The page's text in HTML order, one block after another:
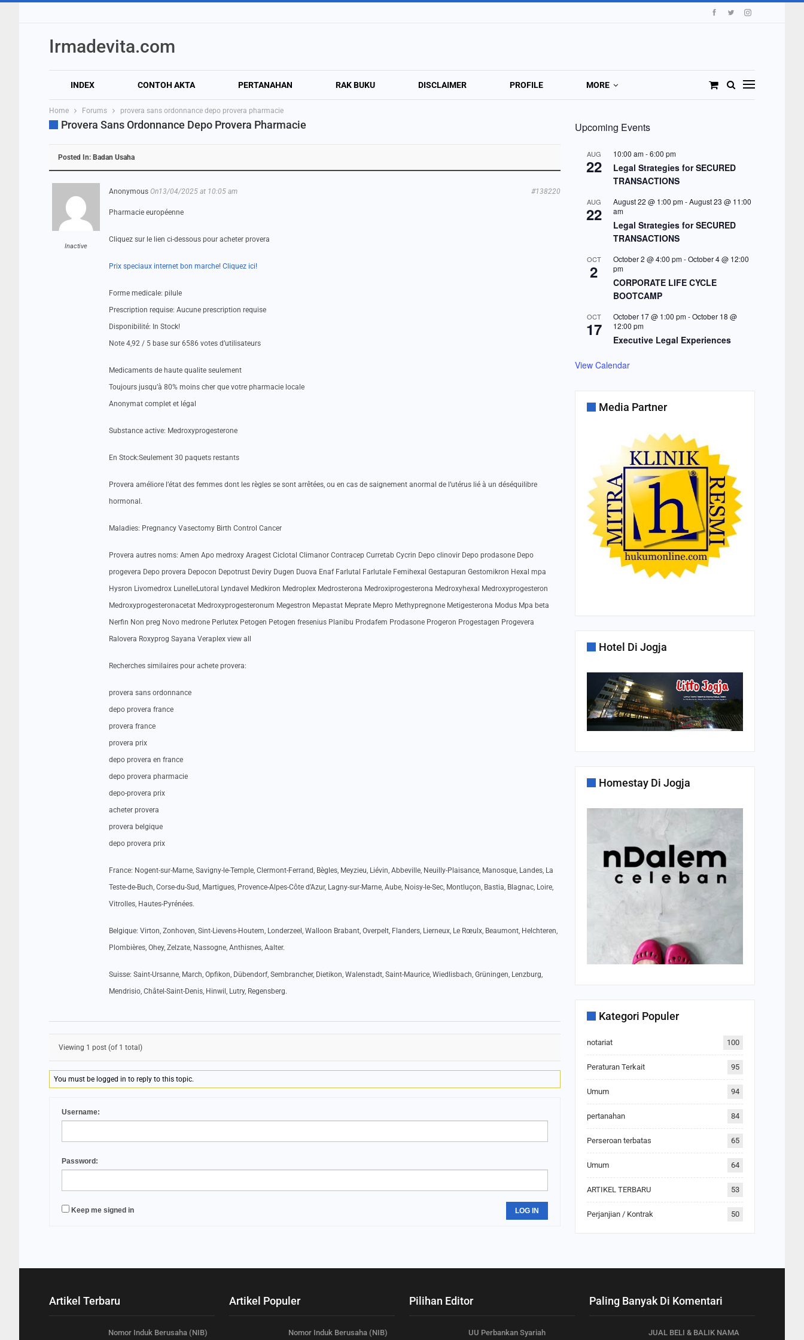
Irmadevita.com
INDEX CONTOH AKTA PERTANAHAN RAK BUKU DISCLAIMER PROFILE MORE
Home Forums provera sans ordonnance depo provera pharmacie
Provera Sans Ordonnance Depo Provera Pharmacie
Posted In: Badan Usaha
Inactive
Anonymous On13/04/2025 at 10:05 am #138220
Pharmacie européenne
Cliquez sur le lien ci-dessous pour acheter provera
Prix speciaux internet bon marche! Cliquez ici!
Forme medicale: pilule
Prescription requise: Aucune prescription requise
Disponibilité: In Stock!
Note 4,92 / 5 base sur 6586 votes d’utilisateurs
Medicaments de haute qualite seulement
Toujours jusqu’à 80% moins cher que votre pharmacie locale
Anonymat complet et légal
Substance active: Medroxyprogesterone
En Stock:Seulement 30 paquets restants
Provera améliore l’état des femmes dont les règles se sont arrêtées, ou en cas de saignement anormal de l’utérus lié à un déséquilibre
hormonal.
Maladies: Pregnancy Vasectomy Birth Control Cancer
Provera autres noms: Amen Apo medroxy Aragest Ciclotal Climanor Contracep Curretab Cycrin Depo clinovir Depo prodasone Depo
progevera Depo provera Depocon Depotrust Deviry Dugen Duova Enaf Farlutal Farlutale Femihexal Gestapuran Gestomikron Hexal mpa
Hysron Livomedrox LunelleLutoral Lyndavel Medkiron Medroplex Medrosterona Medroxiprogesterona Medroxyhexal Medroxyprogesteron
Medroxyprogesteronacetat Medroxyprogesteronum Megestron Mepastat Meprate Mepro Methypregnone Metigesterona Modus Mpa beta
Nerfin Non preg Novo medrone Perlutex Petogen Petogen fresenius Planibu Prodafem Prodasone Progeron Progestagen Progevera
Ralovera Roxyprog Sayana Veraplex view all
Recherches similaires pour achete provera:
provera sans ordonnance
depo provera france
provera france
provera prix
depo provera en france
depo provera pharmacie
depo-provera prix
acheter provera
provera belgique
depo provera prix
France: Nogent-sur-Marne, Savigny-le-Temple, Clermont-Ferrand, Bègles, Meyzieu, Liévin, Abbeville, Neuilly-Plaisance, Manosque, Landes, La
Teste-de-Buch, Corse-du-Sud, Martigues, Provence-Alpes-Côte d’Azur, Lagny-sur-Marne, Aube, Noisy-le-Sec, Montluçon, Bastia, Blagnac, Loire,
Vitrolles, Hautes-Pyrénées.
Belgique: Virton, Zonhoven, Sint-Lievens-Houtem, Londerzeel, Walloon Brabant, Overpelt, Flanders, Lierneux, Le Rœulx, Beaumont, Helchteren,
Plombières, Ohey, Zelzate, Nassogne, Anthisnes, Aalter.
Suisse: Saint-Ursanne, March, Opfikon, Dübendorf, Sembrancher, Dietikon, Walenstadt, Saint-Maurice, Wiedlisbach, Grüningen, Lenzburg,
Mendrisio, Châtel-Saint-Denis, Hinwil, Lutry, Regensberg.
Viewing 1 post (of 1 total)
You must be logged in to reply to this topic.
Username:
Password:
Keep me signed in LOG IN
Upcoming Events
AUG
22
10:00 am-6:00 pm
Legal Strategies for SECURED
TRANSACTIONS
AUG
22
August 22 @ 1:00 pm-August 23 @ 11:00
am
Legal Strategies for SECURED
TRANSACTIONS
OCT
2
October 2 @ 4:00 pm-October 4 @ 12:00
pm
CORPORATE LIFE CYCLE
BOOTCAMP
OCT
17
October 17 @ 1:00 pm-October 18 @
12:00 pm
Executive Legal Experiences
View Calendar
Media Partner
Hotel Di Jogja
Homestay Di Jogja
Kategori Populer
notariat 100
Peraturan Terkait 95
Umum 94
pertanahan 84
Perseroan terbatas 65
Umum 64
ARTIKEL TERBARU 53
Perjanjian / Kontrak 50
Artikel Terbaru
Nomor Induk Berusaha (NIB)
Artikel Populer
Nomor Induk Berusaha (NIB)
Pilihan Editor
UU Perbankan Syariah
Paling Banyak Di Komentari
JUAL BELI & BALIK NAMA